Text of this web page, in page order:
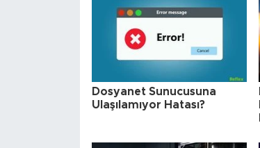
Dosyanet Sunucusuna
Ulaşılamıyor Hatası?